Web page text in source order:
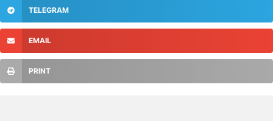
TELEGRAM
EMAIL
PRINT